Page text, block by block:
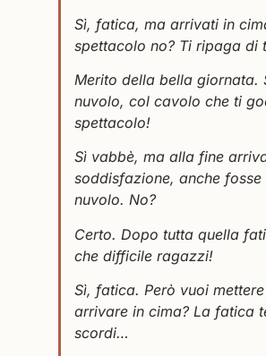
Sì, fatica, ma arrivati in
spettacolo no? Ti ripaga di
Merito della bella giornata.
nuvolo, col cavolo che ti
spettacolo!
Sì vabbè, ma alla fine
soddisfazione, anche fosse
nuvolo. No?
Certo. Dopo tutta quella
che difficile ragazzi!
Sì, fatica. Però vuoi
arrivare in cima? La fatica
scordi…